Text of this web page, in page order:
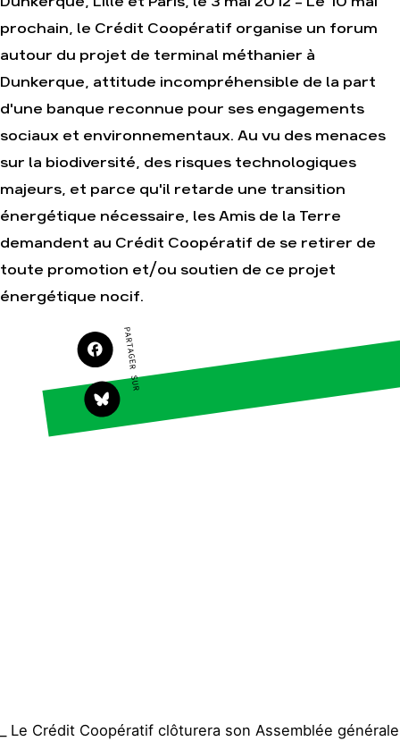
la Terre
Faire un don
S'engager sur le
terrain
Agir au quotidien
campagnes
Transmettre tout ou
patrimoine
Télécharger
guides éco-citoyens
Climat – Énergie
Surproduction
Agriculture
Finance
Multinationales
Forêts
Actualités
Espace presse
Publications
prochain, le Crédit Coopératif organise un forum
autour du projet de terminal méthanier à
Dunkerque, attitude incompréhensible de la part
d'une banque reconnue pour ses engagements
sociaux et environnementaux. Au vu des menaces
sur la biodiversité, des risques technologiques
majeurs, et parce qu'il retarde une transition
énergétique nécessaire, les Amis de la Terre
demandent au Crédit Coopératif de se retirer de
toute promotion et/ou soutien de ce projet
énergétique nocif.
PARTAGER SUR
_ Le Crédit Coopératif clôturera son Assemblée générale